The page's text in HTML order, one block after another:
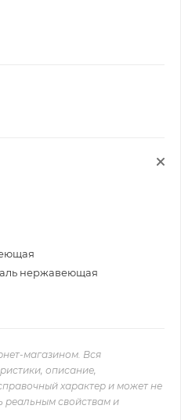
нержавеющая
магазином. Вся
описание,
характер и может не
реальным свойствам и